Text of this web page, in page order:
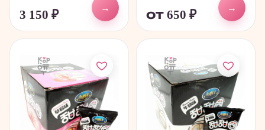
3 150 ₽
→
от 650 ₽
→